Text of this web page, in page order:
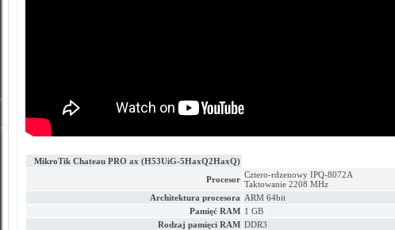
MikroTik Chateau PRO ax (H53UiG-5HaxQ2HaxQ)
Procesor Cztero-rdzenowy IPQ-8072A
Taktowanie 2208 MHz
Architektura procesora ARM 64bit
Pamięć RAM 1 GB
Rodzaj pamięci RAM DDR3